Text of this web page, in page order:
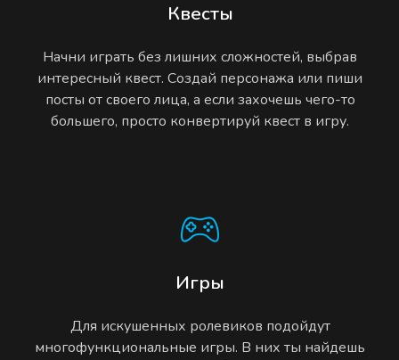
Квесты
Начни играть без лишних сложностей, выбрав
интересный квест. Создай персонажа или пиши
посты от своего лица, а если захочешь чего-то
большего, просто конвертируй квест в игру.
Игры
Для искушенных ролевиков подойдут
многофункциональные игры. В них ты найдешь